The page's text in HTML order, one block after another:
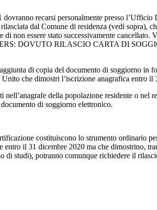
recarsi personalmente presso
dal Comune di residenza (vedi sopra),
non essere stato successivamente cancellato.
DOVUTO RILASCIO CARTA DI
di copia del documento di soggiorno in
che dimostri l’iscrizione anagrafica entro il
della popolazione residente o nel
di soggiorno elettronico.
costituiscono lo strumento ordinario
il 31 dicembre 2020 ma che dimostrino,
studi), potranno comunque richiedere il